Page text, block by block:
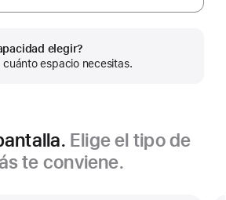
elegir?
espacio necesitas.
Elige el tipo de
te conviene.